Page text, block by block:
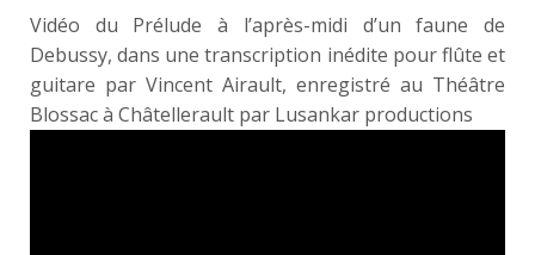
Vidéo du Prélude à l’après-midi d’un faune de
Debussy, dans une transcription inédite pour flûte et
guitare par Vincent Airault, enregistré au Théâtre
Blossac à Châtellerault par Lusankar productions